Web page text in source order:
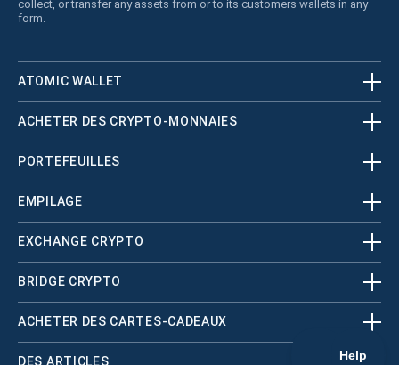
collect, or transfer any assets from or to its customers wallets in any
form.
ATOMIC WALLET
ACHETER DES CRYPTO-MONNAIES
PORTEFEUILLES
EMPILAGE
EXCHANGE CRYPTO
BRIDGE CRYPTO
ACHETER DES CARTES-CADEAUX
DES ARTICLES